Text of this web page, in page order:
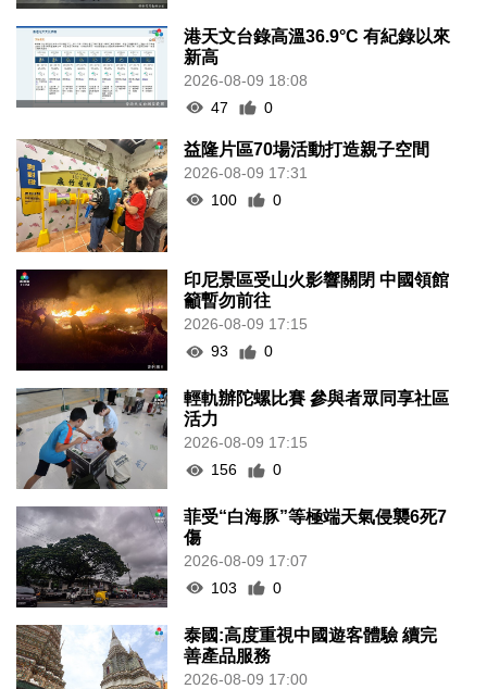
港天文台錄高溫36.9°C 有紀錄以來
新高
2026-08-09 18:08
47
0
益隆片區70場活動打造親子空間
2026-08-09 17:31
100
0
印尼景區受山火影響關閉 中國領館
籲暫勿前往
2026-08-09 17:15
93
0
輕軌辦陀螺比賽 參與者眾同享社區
活力
2026-08-09 17:15
156
0
菲受“白海豚”等極端天氣侵襲6死7
傷
2026-08-09 17:07
103
0
泰國:高度重視中國遊客體驗 續完
善產品服務
2026-08-09 17:00